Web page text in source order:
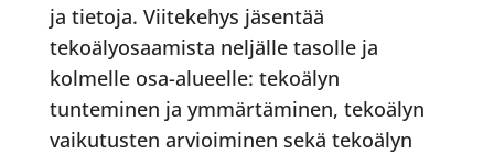
ja tietoja. Viitekehys jäsentää
tekoälyosaamista neljälle tasolle ja
kolmelle osa-alueelle: tekoälyn
tunteminen ja ymmärtäminen, tekoälyn
vaikutusten arvioiminen sekä tekoälyn